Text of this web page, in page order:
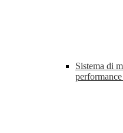
Sistema di
performance